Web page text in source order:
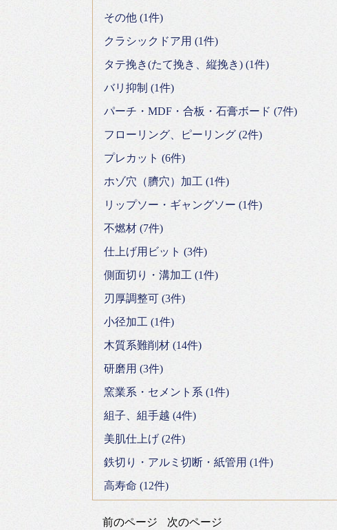
その他 (1件)
クラシックドア用 (1件)
タテ挽き(たて挽き、縦挽き) (1件)
バリ抑制 (1件)
パーチ・MDF・合板・石膏ボード (7件)
フローリング、ピーリング (2件)
プレカット (6件)
ホゾ穴（臍穴）加工 (1件)
リップソー・ギャングソー (1件)
不燃材 (7件)
仕上げ用ビット (3件)
側面切り・溝加工 (1件)
刃厚調整可 (3件)
小径加工 (1件)
木質系難削材 (14件)
研磨用 (3件)
窯業系・セメント系 (1件)
組子、組手越 (4件)
美肌仕上げ (2件)
鉄切り・アルミ切断・紙管用 (1件)
高寿命 (12件)
前のページ 次のページ